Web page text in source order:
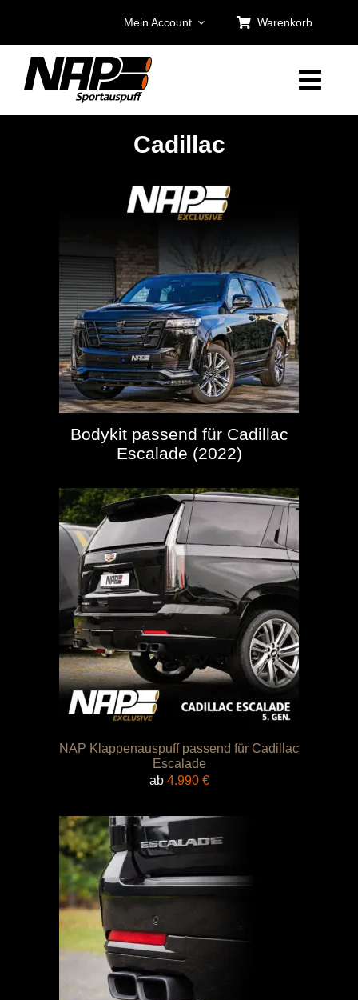
springen
Mein Account Warenkorb
Cadillac
Bodykit passend für Cadillac
Escalade (2022)
NAP Klappenauspuff passend für Cadillac
Escalade
ab 4.990 €